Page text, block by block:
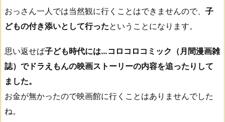
おっさん一人では当然観に行くことはできませんので、 子
どもの付き添いとして行ったということになります。
思い返せば子ども時代には…コロコロコミック（月間漫画雑
誌）でドラえもんの映画ストーリーの内容を追ったりして
ました。
お金が無かったので映画館に行くことはありませんでした
ね。